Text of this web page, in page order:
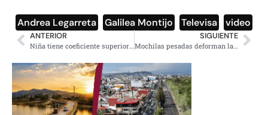
Andrea Legarreta Galilea Montijo Televisa video
ANTERIOR SIGUIENTE
Mochilas pesadas deforman las columnas de los niños